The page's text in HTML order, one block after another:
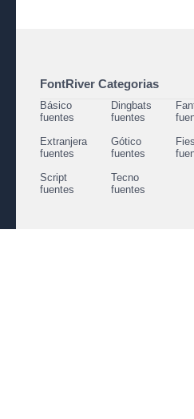
FontRiver Categorias
Básico
fuentes
Dingbats
fuentes
Extranjera
fuentes
Gótico
fuentes
Script
fuentes
Tecno
fuentes